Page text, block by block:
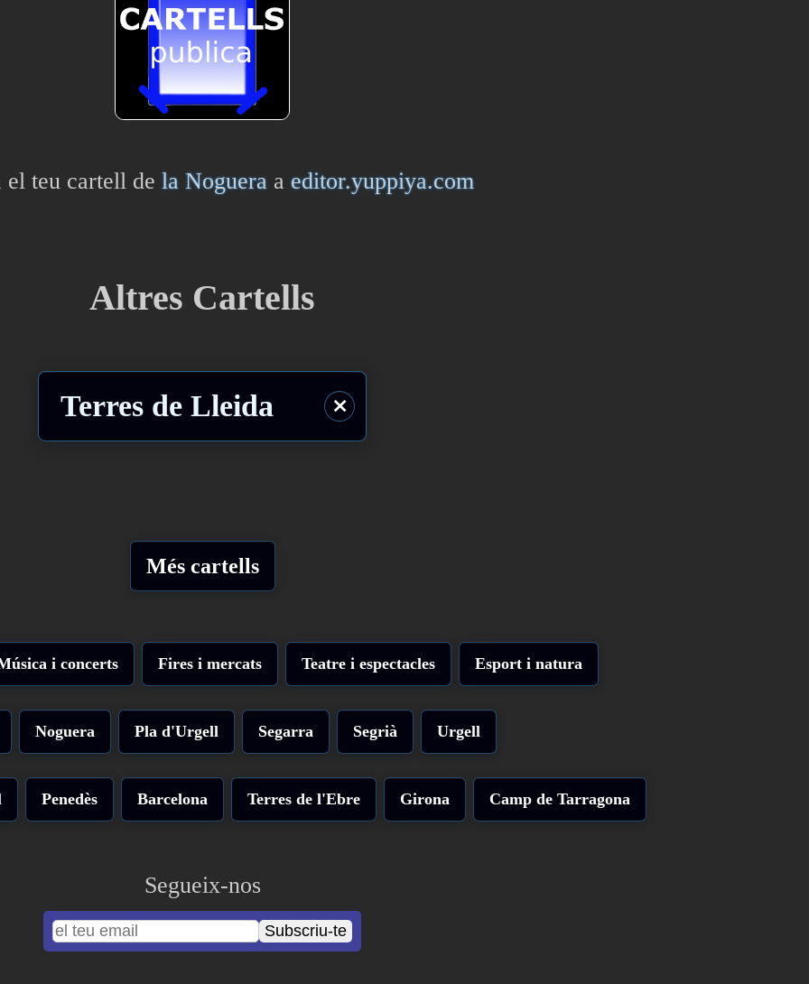
el teu cartell de la Nogueraaeditor.yuppiya.com
Altres Cartells
Terres de Lleida ⨯
Més cartells
i concerts Fires i mercats Teatre i espectacles Esport i natura
Noguera Pla d'Urgell Segarra Segrià Urgell
Penedès Barcelona Terres de l'Ebre Girona Camp de Tarragona
Segueix-nos
Subscriu-te